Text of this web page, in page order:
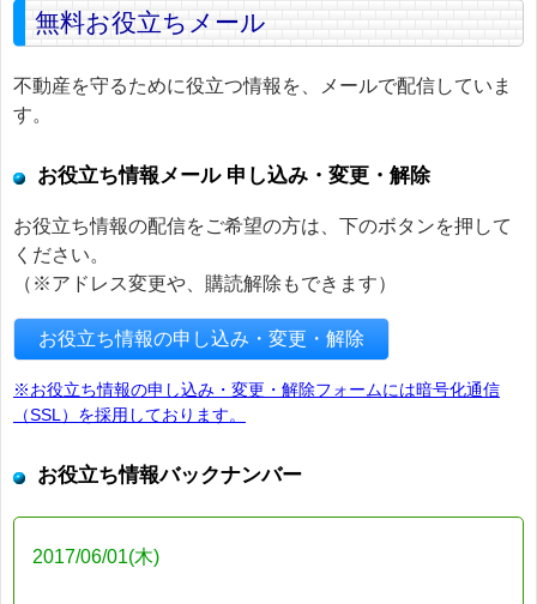
無料お役立ちメール
不動産を守るために役立つ情報を、メールで配信していま
す。
お役立ち情報メール 申し込み・変更・解除
お役立ち情報の配信をご希望の方は、下のボタンを押して
ください。
（※アドレス変更や、購読解除もできます）
お役立ち情報の申し込み・変更・解除
※お役立ち情報の申し込み・変更・解除フォームには暗号化通信
（SSL）を採用しております。
お役立ち情報バックナンバー
2017/06/01(木)